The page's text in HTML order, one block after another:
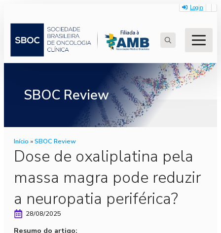
Login
for:
SBOC Review
Início »SBOC Review
Dose de oxaliplatina pela
massa magra pode reduzir
a neuropatia periférica?
28/08/2025
Resumo do artigo: